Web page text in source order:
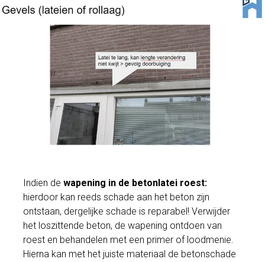
Indien dewapening in de betonlatei roest:
hierdoor kan reeds schade aan het beton zijn
ontstaan, dergelijke schade is reparabel! Verwijder
het loszittende beton, de wapening ontdoen van
roest en behandelen met een primer of loodmenie.
Hierna kan met het juiste materiaal de betonschade